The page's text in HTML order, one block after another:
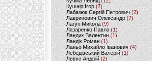
Кушнір Ігор(7)
Лабазюк Сергій Петрович (2)
Лавринович Олександр(7)
Лагун Микола(9)
Лазаренко Павло (1)
Ландик Валентин (1)
Ландік Роман (1)
Ланьо Михайло Іванович(4)
Лебедівський Валерій(1)
Левус Андрій(2)